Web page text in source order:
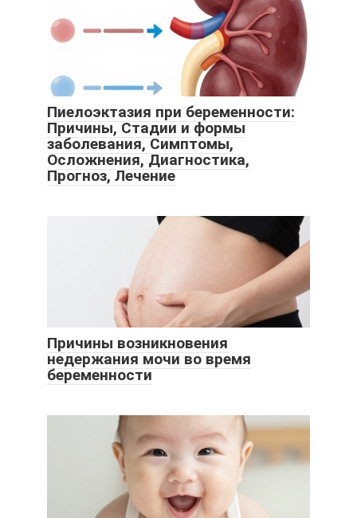
Пиелоэктазия при беременности:
Причины, Стадии и формы
заболевания, Симптомы,
Осложнения, Диагностика,
Прогноз, Лечение
Причины возникновения
недержания мочи во время
беременности